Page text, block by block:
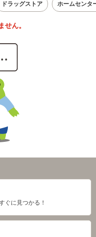
ドラッグストア ホームセンタ
せん。
ぐに見つかる！